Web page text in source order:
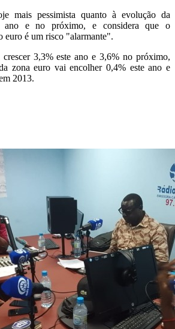
mais pessimista quanto à evolução da
ano e no próximo, e considera que o
euro é um risco "alarmante".
3,3% este ano e 3,6% no próximo,
zona euro vai encolher 0,4% este ano e
2013.